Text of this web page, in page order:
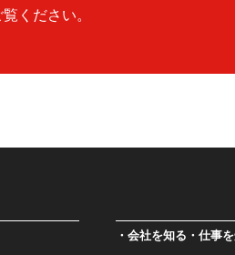
ください。
会社を知る・仕事